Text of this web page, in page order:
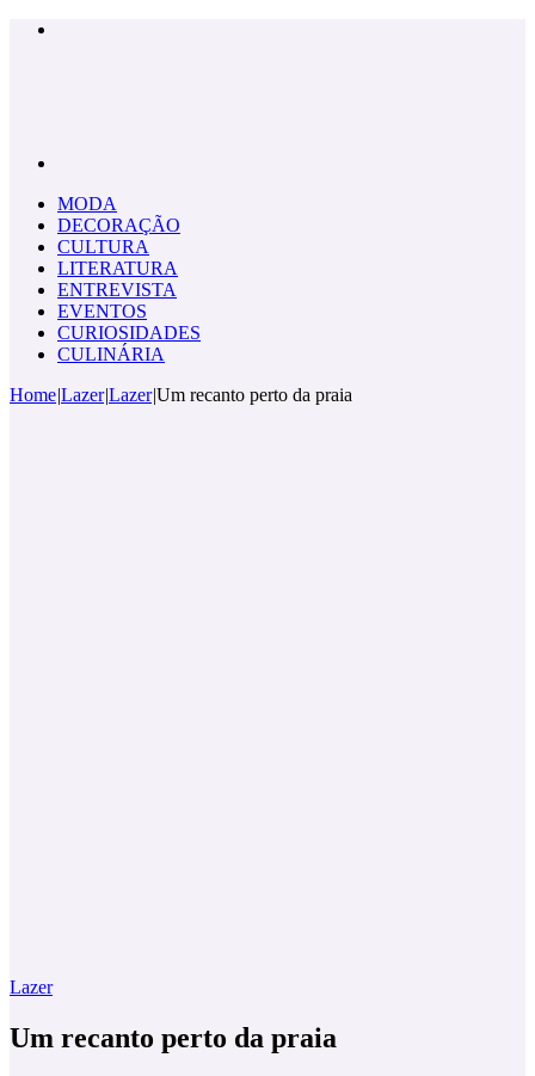
MODA
DECORAÇÃO
CULTURA
LITERATURA
ENTREVISTA
EVENTOS
CURIOSIDADES
CULINÁRIA
Home|Lazer|Lazer|Um recanto perto da praia
Lazer
Um recanto perto da praia